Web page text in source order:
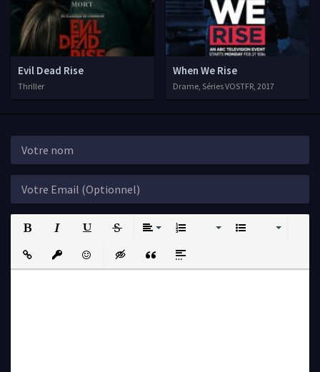
Evil Dead Rise
Thriller
When We Rise
Drame, Séries VOSTFR, 2017
Strikethrough
Insert LinkInsert protected link
EmoticonsInsert hidden text
Insert QuoteInsert spoiler